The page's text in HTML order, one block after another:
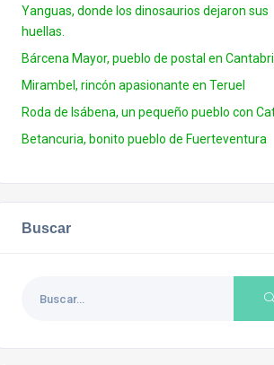
Yanguas, donde los dinosaurios dejaron sus
huellas.
Bárcena Mayor, pueblo de postal en
Mirambel, rincón apasionante en Teruel
Roda de Isábena, un pequeño pueblo con
Betancuria, bonito pueblo de Fuerteventura
Buscar